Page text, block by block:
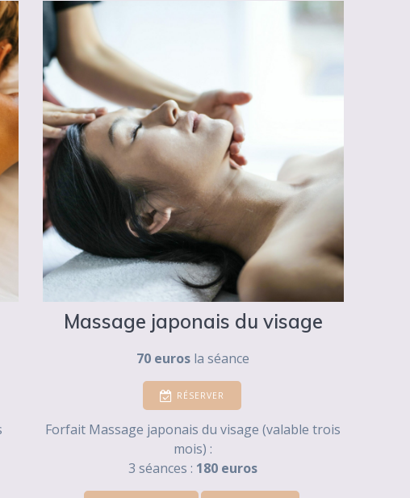
Massage japonais du visage
70 euros la séance
RÉSERVER
Forfait Massage japonais du visage (valable trois
mois) :
3 séances : 180 euros